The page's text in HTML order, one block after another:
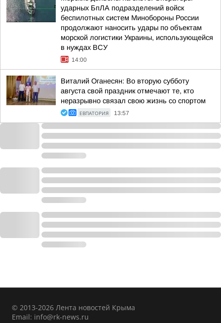
ударных БпЛА подразделений войск
беспилотных систем Минобороны России
продолжают наносить удары по объектам
морской логистики Украины, использующейся
в нуждах ВСУ
14:00
Виталий Оганесян: Во вторую субботу
августа свой праздник отмечают те, кто
неразрывно связал свою жизнь со спортом
ЕВПАТОРИЯ 13:57
© 2013-2026 Лента новостей Крыма
Email: info@rk-news.ru